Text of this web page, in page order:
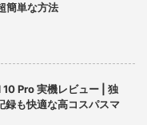
簡単な方法
Pro 実機レビュー | 独
録も快適な高コスパスマ